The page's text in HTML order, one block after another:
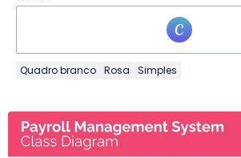
Quadro branco Rosa Simples